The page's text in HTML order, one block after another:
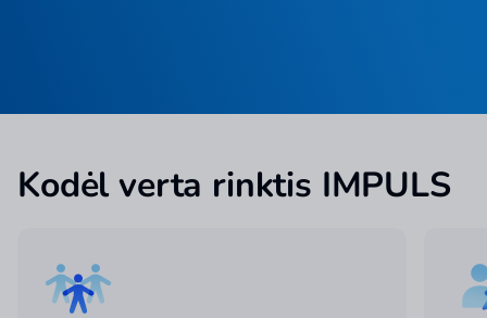
Kodėl verta rinktis IMPULS